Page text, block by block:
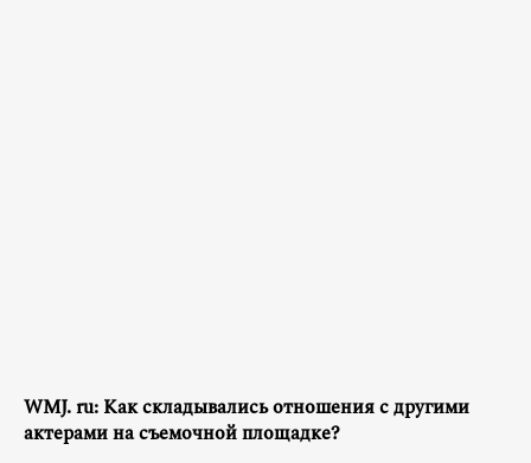
WMJ. ru: Как складывались отношения с другими
актерами на съемочной площадке?